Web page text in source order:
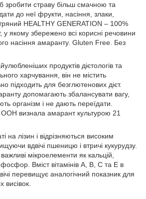
зробити страву більш смачною та
до неї фрукти, насіння, злаки,
HEALTHY GENERATION – 100%
у якому збережено всі корисні речовини
насіння амаранту. Gluten Free. Без
продуктів дієтологів та
харчування, він не містить
підходить для безглютенових дієт.
допомагають збалансувати вагу,
організм і не дають переїдати.
ООН визнала амарант культурою 21
на лізин і відрізняються високим
вдвічі пшеницю і втричі кукурудзу.
мікроелементи як кальцій,
фосфор. Вміст вітамінів А, В, С та Е в
перевищує аналогічний показник для
висівок.